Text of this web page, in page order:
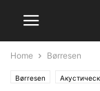
Home Børresen
Børresen